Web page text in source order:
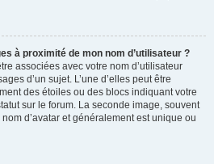
à proximité de mon nom d’utilisateur ?
associées avec votre nom d’utilisateur
d’un sujet. L’une d’elles peut être
des étoiles ou des blocs indiquant votre
sur le forum. La seconde image, souvent
d’avatar et généralement est unique ou